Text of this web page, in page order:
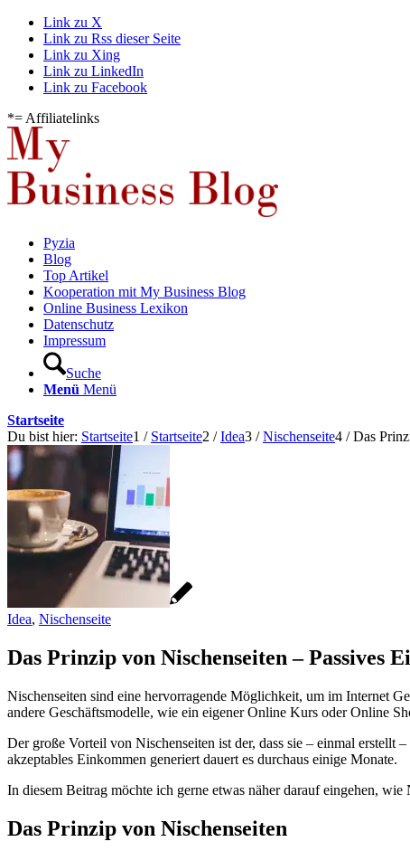
Link zu X
Link zu Rss dieser Seite
Link zu Xing
Link zu LinkedIn
Link zu Facebook
*= Affiliatelinks
Pyzia
Blog
Top Artikel
Kooperation mit My Business Blog
Online Business Lexikon
Datenschutz
Impressum
Suche
Menü Menü
Startseite
Du bist hier: Startseite1 / Startseite2 / Idea3 / Nischenseite4 / Das
Idea, Nischenseite
Das Prinzip von Nischenseiten – Passives
Nischenseiten sind eine hervorragende Möglichkeit, um im Internet
andere Geschäftsmodelle, wie ein eigener Online Kurs oder Online
Der große Vorteil von Nischenseiten ist der, dass sie – einmal erstellt
akzeptables Einkommen generiert dauert es durchaus einige Monate.
In diesem Beitrag möchte ich gerne etwas näher darauf eingehen,
Das Prinzip von Nischenseiten